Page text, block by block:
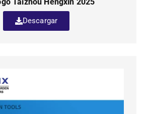
Taizhou Hengxin 2025
Descargar